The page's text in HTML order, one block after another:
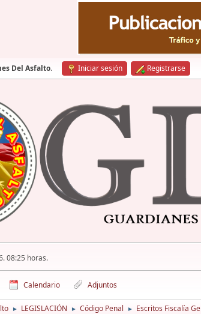
Del Asfalto. Iniciar sesión Registrarse
08:25 horas.
Calendario Adjuntos
► LEGISLACIÓN ► Código Penal ► Escritos Fiscalía